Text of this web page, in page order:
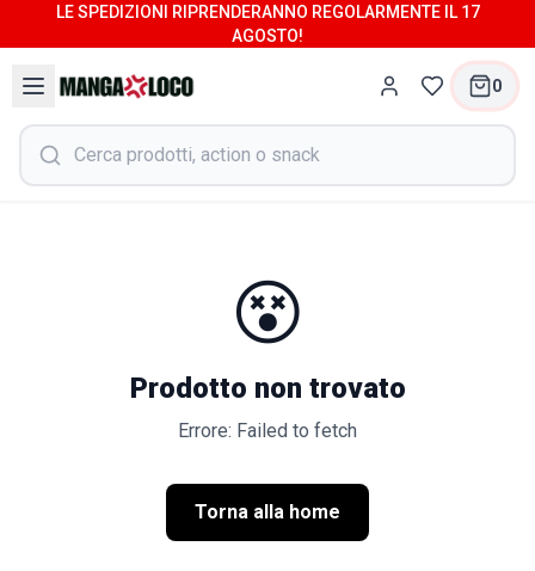
LE SPEDIZIONI RIPRENDERANNO REGOLARMENTE IL 17
AGOSTO!
0
😵
Prodotto non trovato
Errore: Failed to fetch
Torna alla home